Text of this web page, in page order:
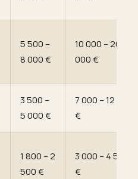
5 500 –
8 000 €
10 000 – 20
000 €
3 500 –
5 000 €
7 000 – 12 000
€
1 800 – 2
500 €
3 000 – 4 500
€